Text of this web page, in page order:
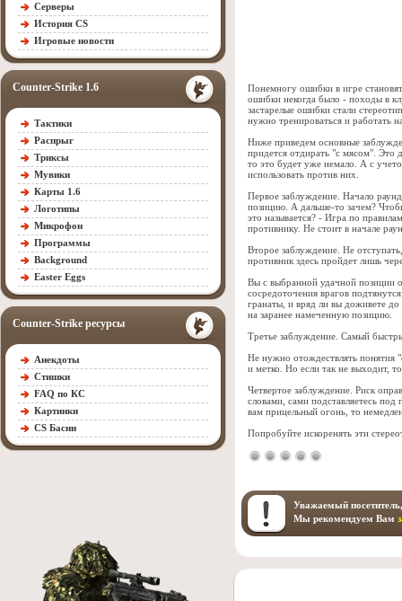
Серверы
История CS
Игровые новости
Counter-Strike 1.6
Тактики
Распрыг
Триксы
Мувики
Карты 1.6
Логотипы
Микрофон
Программы
Background
Easter Eggs
Counter-Strike ресурсы
Анекдоты
Стишки
FAQ по КС
Картинки
CS Басни
Понемногу ошибки в игре
ошибки некогда было - походы в
застарелые ошибки стали
нужно тренироваться и работать
Ниже приведем основные
придется отдирать "с мясом". Это
то это будет уже немало. А с
использовать против них.
Первое заблуждение. Начало
позицию. А дальше-то зачем?
это называется? - Игра по
противнику. Не стоит в начале
Второе заблуждение. Не
противник здесь пройдет лишь
Вы с выбранной удачной позиции
сосредоточения врагов
гранаты, и вряд ли вы доживете
на заранее намеченную позицию.
Третье заблуждение. Самый
Не нужно отождествлять понятия
и метко. Но если так не выходит,
Четвертое заблуждение. Риск
словами, сами подставляетесь
вам прицельный огонь, то
Попробуйте искоренять эти
Уважаемый
Мы рекомендуем Вам